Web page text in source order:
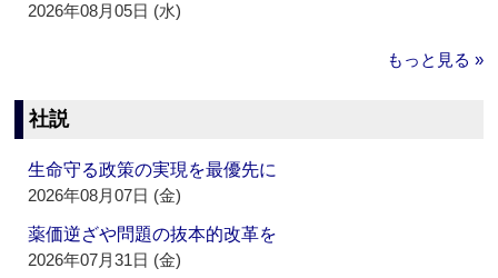
2026年08月05日 (水)
もっと見る »
社説
生命守る政策の実現を最優先に
2026年08月07日 (金)
薬価逆ざや問題の抜本的改革を
2026年07月31日 (金)